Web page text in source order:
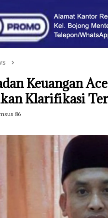
Keuangan
Klarifikasi
86